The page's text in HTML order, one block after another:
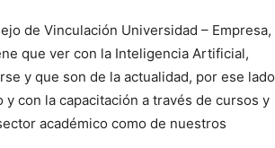
de Vinculación Universidad – Empresa,
que ver con la Inteligencia Artificial,
y que son de la actualidad, por ese lado
con la capacitación a través de cursos y
académico como de nuestros